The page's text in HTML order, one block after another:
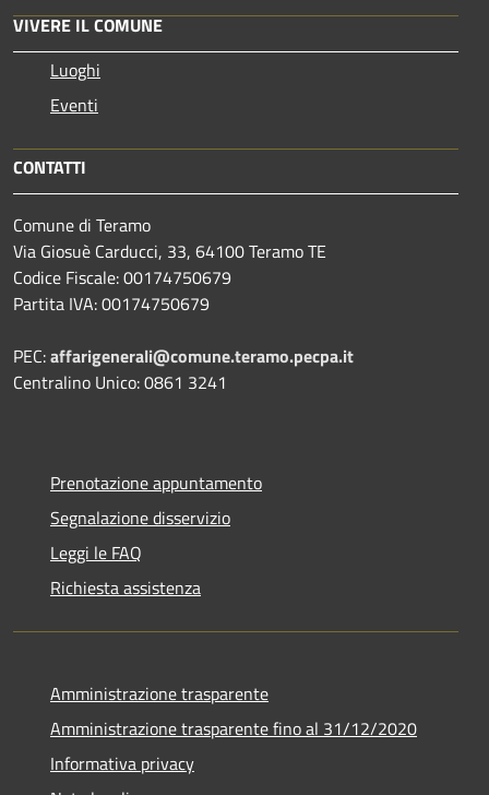
VIVERE IL COMUNE
Luoghi
Eventi
CONTATTI
Comune di Teramo
Via Giosuè Carducci, 33, 64100 Teramo TE
Codice Fiscale: 00174750679
Partita IVA: 00174750679
PEC:affarigenerali@comune.teramo.pecpa.it
Centralino Unico: 0861 3241
Prenotazione appuntamento
Segnalazione disservizio
Leggi le FAQ
Richiesta assistenza
Amministrazione trasparente
Amministrazione trasparente fino al 31/12/2020
Informativa privacy